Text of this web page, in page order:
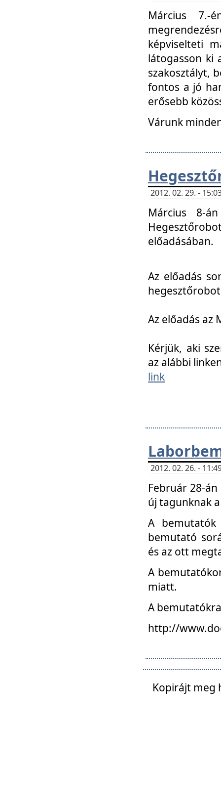
Március 7.-
képviselteti
látogasson ki
szakosztályt,
fontos a jó
erősebb
Várunk
2012. 02. 29. -
Március 8-
előadásában.
Az előadás
Az előadás az
Kérjük, aki
az alábbi
link
2012. 02. 26. -
Február 28-
új tagunknak
A
bemutató
és az ott
A
miatt.
A
http://
Kopirájt meg